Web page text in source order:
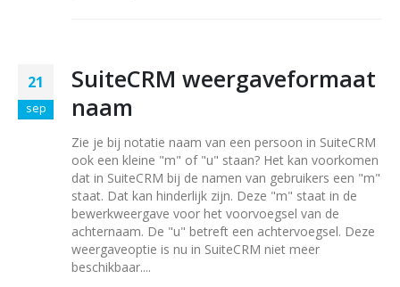
21
sep
SuiteCRM weergaveformaat
naam
Zie je bij notatie naam van een persoon in SuiteCRM
ook een kleine "m" of "u" staan? Het kan voorkomen
dat in SuiteCRM bij de namen van gebruikers een "m"
staat. Dat kan hinderlijk zijn. Deze "m" staat in de
bewerkweergave voor het voorvoegsel van de
achternaam. De "u" betreft een achtervoegsel. Deze
weergaveoptie is nu in SuiteCRM niet meer
beschikbaar....